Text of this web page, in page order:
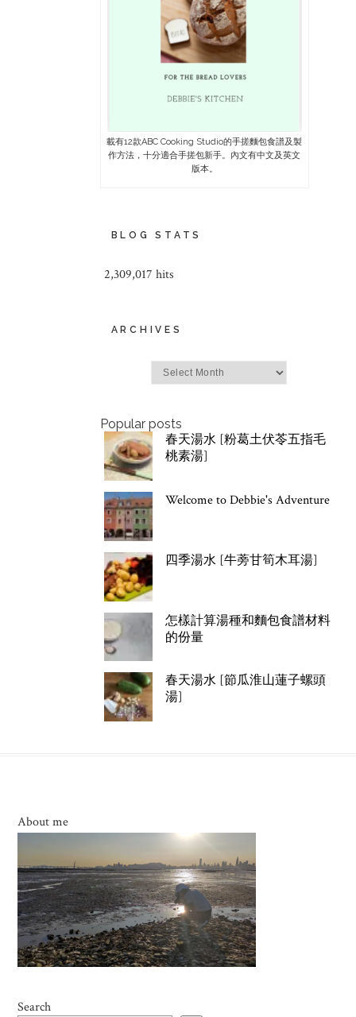
載有12款ABC Cooking Studio的手搓麵包食譜及製
作方法，十分適合手搓包新手。內文有中文及英文
版本。
BLOG STATS
2,309,017 hits
ARCHIVES
Popular posts
春天湯水 [粉葛土伏苓五指毛
桃素湯]
Welcome to Debbie's Adventure
四季湯水 [牛蒡甘筍木耳湯]
怎樣計算湯種和麵包食譜材料
的份量
春天湯水 [節瓜淮山蓮子螺頭
湯]
About me
Search